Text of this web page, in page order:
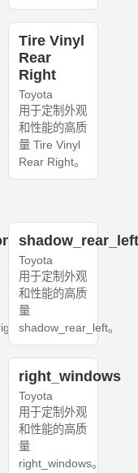
Tire Vinyl
Rear
Right
Toyota
用于定制外观
和性能的高质
量 Tire Vinyl
Rear Right。
。
Toyota
用于定制外观
和性能的高质
量
shadow_rear_left。
right_windows
Toyota
用于定制外观
和性能的高质
量
right_windows。